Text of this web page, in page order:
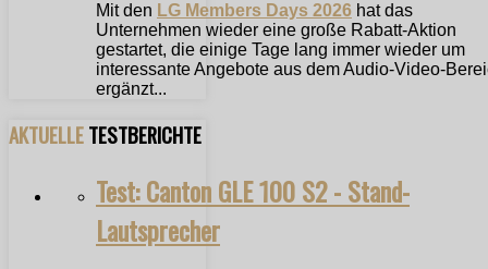
Mit den LG Members Days 2026 hat das
Unternehmen wieder eine große Rabatt-Aktion
gestartet, die einige Tage lang immer wieder um
interessante Angebote aus dem Audio-Video-
ergänzt...
AKTUELLETESTBERICHTE
Test: Canton GLE 100 S2 - Stand-
Lautsprecher